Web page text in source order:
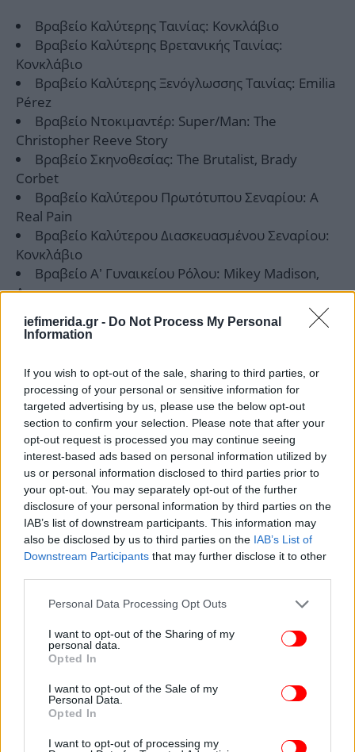
iefimerida.gr - Do Not Process My Personal
Information
If you wish to opt-out of the sale, sharing to third parties, or
processing of your personal or sensitive information for
targeted advertising by us, please use the below opt-out
section to confirm your selection. Please note that after your
opt-out request is processed you may continue seeing
interest-based ads based on personal information utilized by
us or personal information disclosed to third parties prior to
your opt-out. You may separately opt-out of the further
disclosure of your personal information by third parties on the
IAB’s list of downstream participants. This information may
also be disclosed by us to third parties on the IAB’s List of
Downstream Participants that may further disclose it to other
Please note that this website/app uses one or more Google
not limited to your visit or usage behaviour. You may click to
grant or deny consent to Google and its third-party tags to
use your data for below specified purposes in below Google
consent section.
Personal Data Processing Opt Outs
I want to opt-out of the Sharing of my
personal data.
Opted In
I want to opt-out of the Sale of my
Personal Data.
Opted In
I want to opt-out of processing my
Βραβείο Καλύτερης Ταινίας: Κονκλάβιο
Βραβείο Καλύτερης Βρετανικής Ταινίας:
Κονκλάβιο
Βραβείο Καλύτερης Ξενόγλωσσης Ταινίας: Emilia
Pérez
Βραβείο Ντοκιμαντέρ: Super/Man: The
Christopher Reeve Story
Βραβείο Σκηνοθεσίας: The Brutalist, Brady
Corbet
Βραβείο Καλύτερου Πρωτότυπου Σεναρίου: A
Real Pain
Βραβείο Καλύτερου Διασκευασμένου Σεναρίου:
Κονκλάβιο
Βραβείο Α’ Γυναικείου Ρόλου: Mikey Madison,
Anora
Βραβείο Α’ Ανδρικού Ρόλου: Adrien Brody, The
Brutalist
Emilia Pérez
Βραβείο Β’ Ανδρικού Ρόλου: Kieran Culkin, A
Real Pain
Βραβείο Καλύτερου Κάστινγκ: Anora
Βραβείο Καλύτερης Φωτογραφίας: The Brutalist
Βραβείο Καλύτερου Μοντάζ: Κονκλάβιο
Βραβείο Καλύτερων Κοστουμιών: Wicked
Βραβείο Πρωτότυπη Μουσικής: The Brutalist
Βραβείο Ήχου: Dune: 2
Βραβείο Καλύτερων Ειδικών Οπτικών Εφέ:
Dune: 2
Βραβείο Ανερχόμενο Αστέρι: David Jonsson
ΟΛΕΣ ΟΙ ΕΙΔΗΣΕΙΣ
Το «φαινόμενο» K-pop και η σκοτεινή πλευρά της: Η
απίστευτη πίεση που ασκείται στους επίδοξους σταρ
«Βασίλης Καπενής»: Ένα διαφορετικό μουσείο,
αφιερωμένο σε έναν 23χρονο που «έφυγε» νωρίς